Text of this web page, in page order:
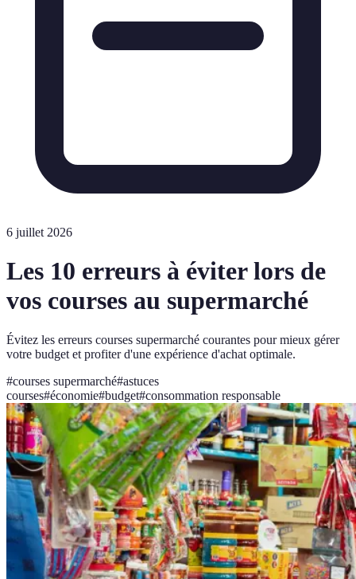
6 juillet 2026
Les 10 erreurs à éviter lors de
vos courses au supermarché
Évitez les erreurs courses supermarché courantes pour mieux gérer
votre budget et profiter d'une expérience d'achat optimale.
#courses supermarché#astuces
courses#économie#budget#consommation responsable